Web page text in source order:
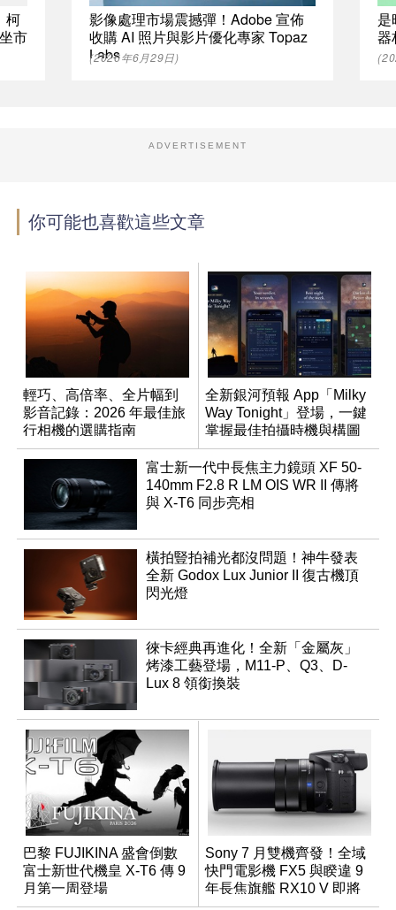
柯
市
影像處理市場震撼彈！Adobe 宣佈
收購 AI 照片與影片優化專家 Topaz
Labs
(2026年6月29日)
是
器
ADVERTISEMENT
你可能也喜歡這些文章
輕巧、高倍率、全片幅到
影音記錄：2026 年最佳旅
行相機的選購指南
全新銀河預報 App「Milky
Way Tonight」登場，一鍵
掌握最佳拍攝時機與構圖
富士新一代中長焦主力鏡頭 XF 50-
140mm F2.8 R LM OIS WR II 傳將
與 X-T6 同步亮相
橫拍豎拍補光都沒問題！神牛發表
全新 Godox Lux Junior II 復古機頂
閃光燈
徠卡經典再進化！全新「金屬灰」
烤漆工藝登場，M11-P、Q3、D-
Lux 8 領銜換裝
巴黎 FUJIKINA 盛會倒數
富士新世代機皇 X-T6 傳 9
月第一周登場
Sony 7 月雙機齊發！全域
快門電影機 FX5 與睽違 9
年長焦旗艦 RX10 V 即將
登場